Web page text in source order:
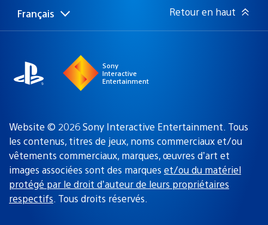
Choisir
une
Région
actuelle
Français Retour en haut
Sony
Interactive
Entertainment
Website © 2026 Sony Interactive Entertainment. Tous
les contenus, titres de jeux, noms commerciaux et/ou
vêtements commerciaux, marques, œuvres d’art et
images associées sont des marques et/ou du matériel
protégé par le droit d’auteur de leurs propriétaires
respectifs. Tous droits réservés.